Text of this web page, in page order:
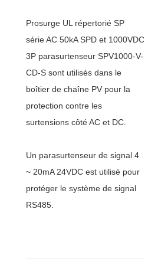
Prosurge UL répertorié SP
série AC 50kA SPD et 1000VDC
3P parasurtenseur SPV1000-V-
CD-S sont utilisés dans le
boîtier de chaîne PV pour la
protection contre les
surtensions côté AC et DC.
Un parasurtenseur de signal 4
~ 20mA 24VDC est utilisé pour
protéger le système de signal
RS485.